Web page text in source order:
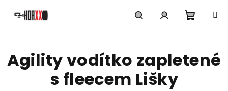
košík
Agility vodítko zapletené
s fleecem Lišky